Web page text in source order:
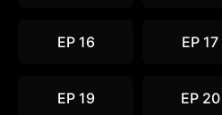
EP 16 EP 17
EP 19 EP 20